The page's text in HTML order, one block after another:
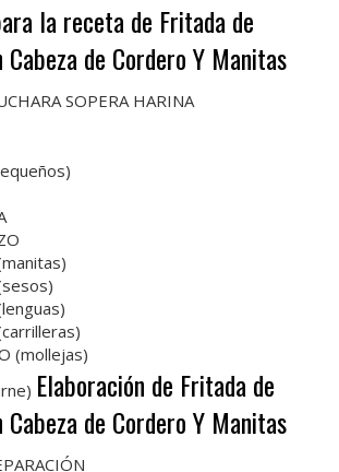
la receta de Fritada de
Cabeza de Cordero Y Manitas
SOPERA HARINA
(mollejas)
Elaboración de Fritada de
Cabeza de Cordero Y Manitas